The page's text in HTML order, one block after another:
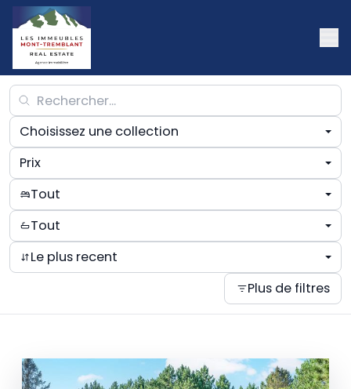
Choisissez une collection
Prix
Tout
Tout
Le plus recent
Plus de filtres